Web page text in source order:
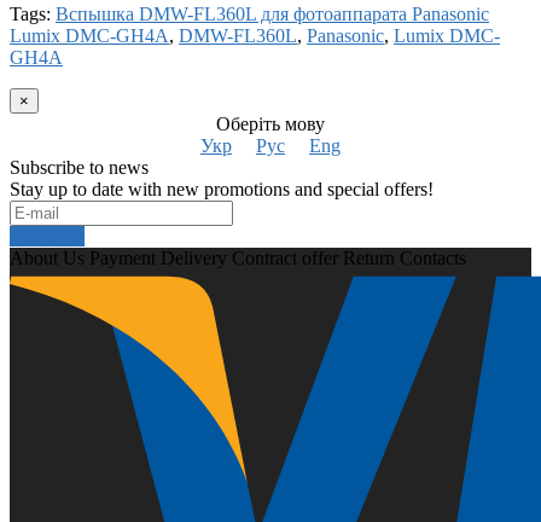
Tags: Вспышка DMW-FL360L для фотоаппарата Panasonic
Lumix DMC-GH4A, DMW-FL360L, Panasonic, Lumix DMC-
GH4A
×
Оберіть мову
Укр
Рус
Eng
Subscribe to news
Stay up to date with new promotions and special offers!
About Us Payment Delivery Contract offer Return Contacts